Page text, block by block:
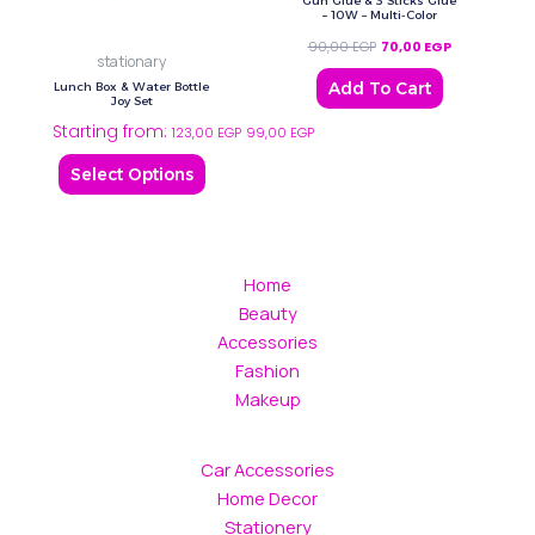
stationary
Lunch Box & Water Bottle
Joy Set
Starting from:123,00 EGP 99,00 EGP
Select Options
may
be
chosen
product
page
– 10W – Multi-Color
90,00EGP 70,00 EGP
Add To Cart
Home
Beauty
Accessories
Fashion
Makeup
Car Accessories
Home Decor
Stationery